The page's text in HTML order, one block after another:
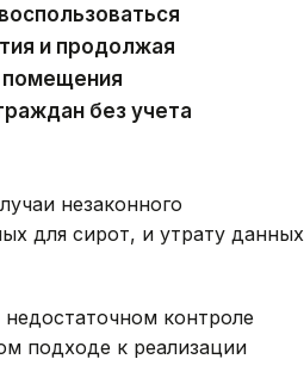
и продолжая
помещения
без учета
незаконного
для сирот, и утрату данных
контроле
подходе к реализации